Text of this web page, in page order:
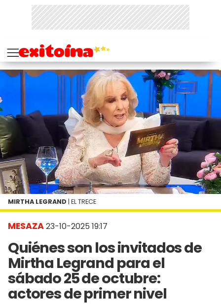
MESAZA23-10-2025 19:17
Quiénes son los invitados de
Mirtha Legrand para el
sábado 25 de octubre:
actores de primer nivel
MIRTHA LEGRAND | EL TRECE